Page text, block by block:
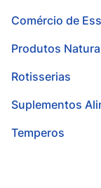
Comércio de
Produtos
Rotisserias
Suplementos
Temperos